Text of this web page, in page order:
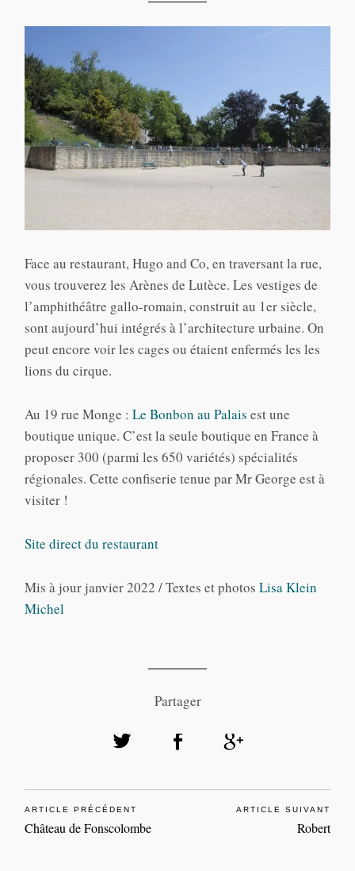
Face au restaurant, Hugo and Co, en traversant la rue,
vous trouverez les Arènes de Lutèce. Les vestiges de
l’amphithéâtre gallo-romain, construit au 1er siècle,
sont aujourd’hui intégrés à l’architecture urbaine. On
peut encore voir les cages ou étaient enfermés les les
lions du cirque.
Au 19 rue Monge : Le Bonbon au Palais est une
boutique unique. C’est la seule boutique en France à
proposer 300 (parmi les 650 variétés) spécialités
régionales. Cette confiserie tenue par Mr George est à
visiter !
Site direct du restaurant
Mis à jour janvier 2022 / Textes et photos Lisa Klein
Michel
Partager
ARTICLE PRÉCÉDENT
Château de Fonscolombe
ARTICLE SUIVANT
Robert